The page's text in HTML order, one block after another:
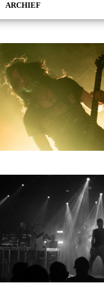
ARCHIEF
2026
2025
2024
2023
2022
2017
2013